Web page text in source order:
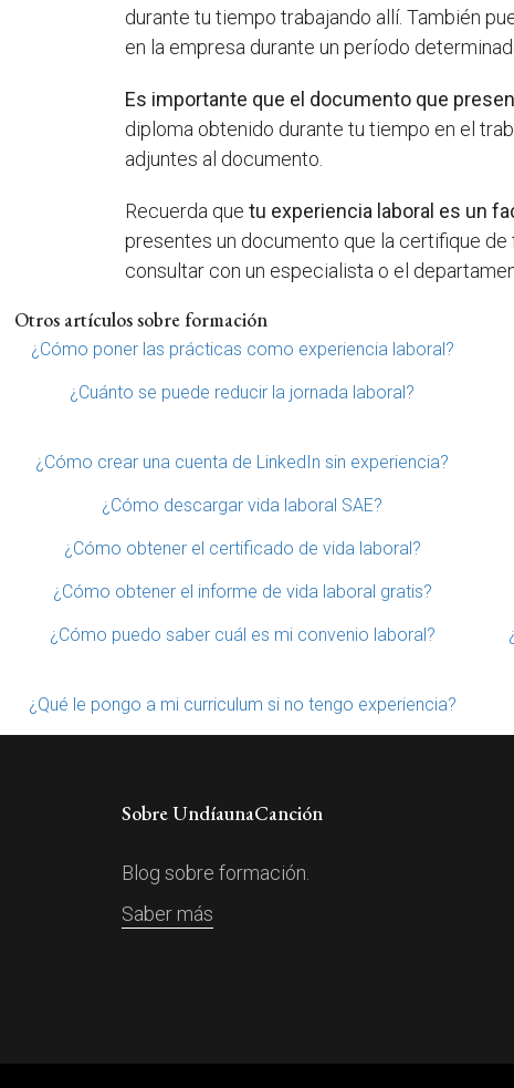
durante tu tiempo trabajando allí. También
en la empresa durante un período
Es importante que el documento que
diploma obtenido durante tu tiempo en el
adjuntes al documento.
Recuerda quetu experiencia laboral es un
presentes un documento que la certifique
consultar con un especialista o el
Otros artículos sobre formación
¿Cómo poner las prácticas como experiencia laboral?
¿Cuánto se puede reducir la jornada laboral?
¿Cómo crear una cuenta de LinkedIn sin experiencia?
¿Cómo descargar vida laboral SAE?
¿Cómo obtener el certificado de vida laboral?
¿Cómo obtener el informe de vida laboral gratis?
¿Cómo puedo saber cuál es mi convenio laboral?
¿Qué le pongo a mi curriculum si no tengo experiencia?
Sobre UndíaunaCanción
Blog sobre formación.
Saber más